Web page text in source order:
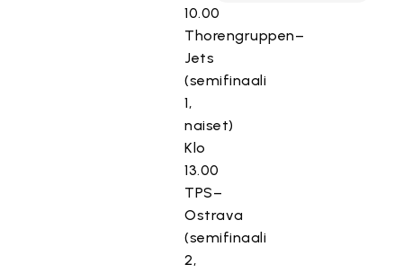
10.00
Thorengruppen–
Jets
(semifinaali
1,
naiset)
Klo
13.00
TPS–
Ostrava
(semifinaali
2,